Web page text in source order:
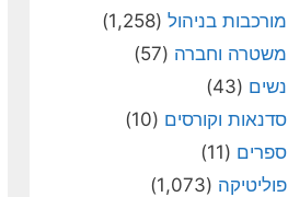
מורכבות בניהול (1,258)
משטרה וחברה (57)
נשים (43)
סדנאות וקורסים (10)
ספרים (11)
פוליטיקה (1,073)